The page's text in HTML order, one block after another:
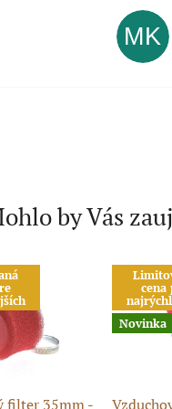
MK
by Vás
filter 35mm -
cena
Novinka